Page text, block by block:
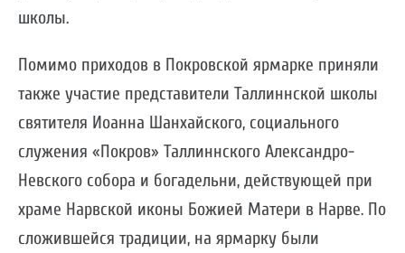
школы.
Помимо приходов в Покровской ярмарке приняли
также участие представители Таллиннской школы
святителя Иоанна Шанхайского, социального
служения «Покров» Таллиннского Александро-
Невского собора и богадельни, действующей при
храме Нарвской иконы Божией Матери в Нарве. По
сложившейся традиции, на ярмарку были